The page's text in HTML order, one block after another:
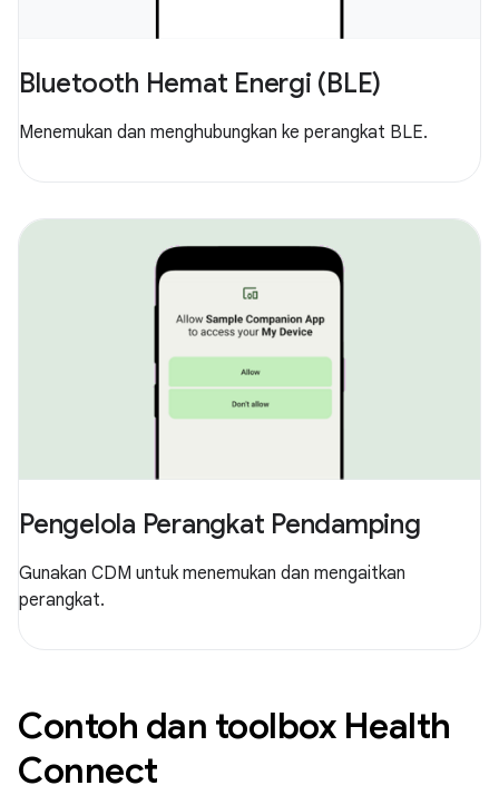
Bluetooth Hemat Energi (BLE)
Menemukan dan menghubungkan ke perangkat BLE.
Pengelola Perangkat Pendamping
Gunakan CDM untuk menemukan dan mengaitkan
perangkat.
Contoh dan toolbox Health
Connect